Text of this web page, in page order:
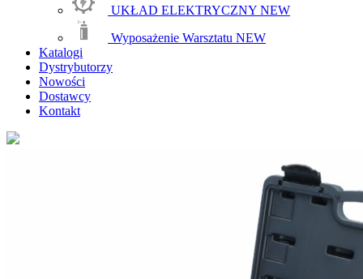
UKŁAD ELEKTRYCZNY NEW
Wyposażenie Warsztatu NEW
Katalogi
Dystrybutorzy
Nowości
Dostawcy
Kontakt